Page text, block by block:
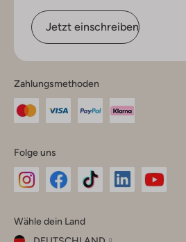
Jetzt einschreiben
Zahlungsmethoden
Folge uns
Instagram
Facebook
TikTok
Wähle dein Land